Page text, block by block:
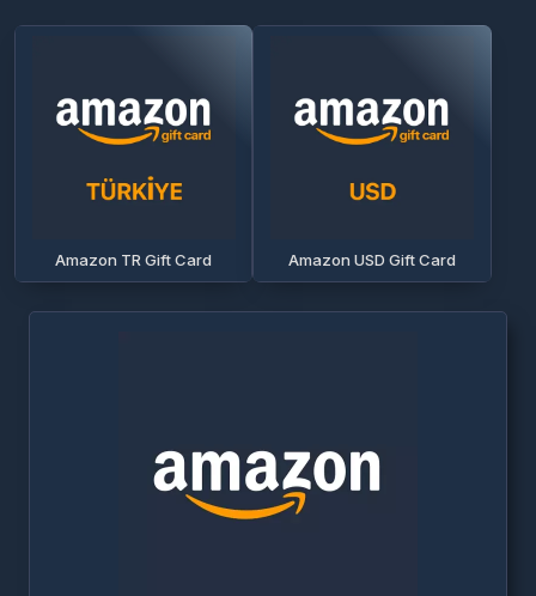
Amazon TR Gift Card Amazon USD Gift Card